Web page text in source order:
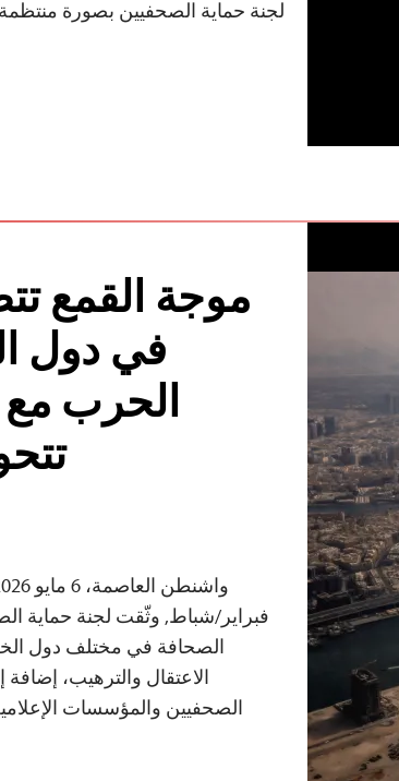
لجنة حماية الصحفيين بصورة
موجة القمع
في دول
الحرب مع
الصحافة في مختلف دول
الاعتقال والترهيب،
الصحفيين والمؤسسات